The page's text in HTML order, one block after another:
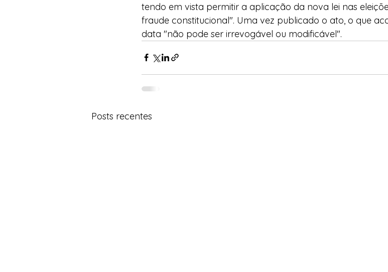
tendo em vista permitir a aplicação da nova lei nas
fraude constitucional". Uma vez publicado o ato, o que
data "não pode ser irrevogável ou modificável".
Posts recentes